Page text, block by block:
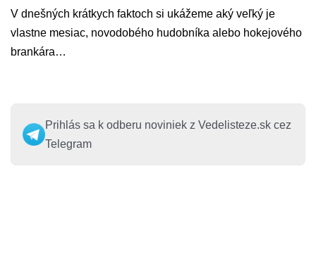
V dnešných krátkych faktoch si ukážeme aký veľký je
vlastne mesiac, novodobého hudobníka alebo hokejového
brankára…
Prihlás sa k odberu noviniek z Vedelisteze.sk cez
Telegram